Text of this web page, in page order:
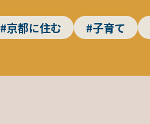
#京都に住む #子育て